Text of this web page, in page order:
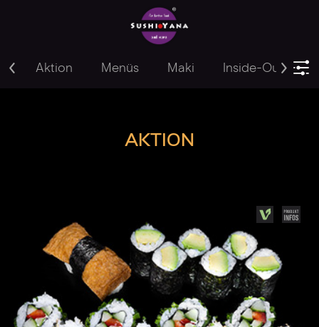
Aktion Menüs Maki Inside-Out
AKTION